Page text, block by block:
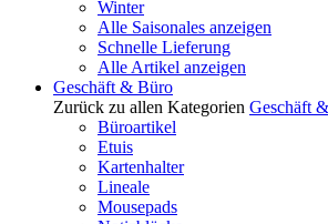
Winter
Alle Saisonales anzeigen
Schnelle Lieferung
Alle Artikel anzeigen
Geschäft & Büro
Zurück zu allen Kategorien Geschäft
Büroartikel
Etuis
Kartenhalter
Lineale
Mousepads